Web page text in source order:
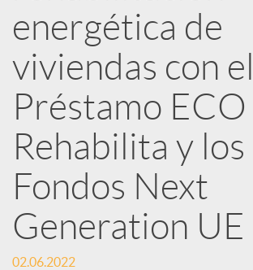
d
e
s
S
o
energética de
viviendas con el
Préstamo ECO
Rehabilita y los
Fondos Next
Generation UE
02.06.2022